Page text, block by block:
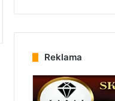
Reklama